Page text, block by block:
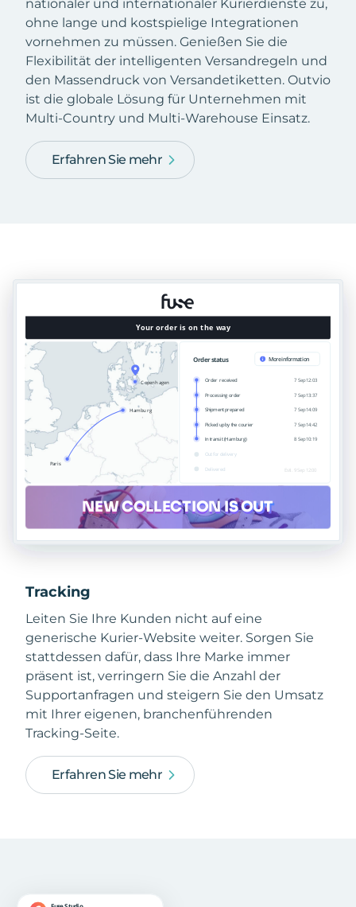
nationaler und internationaler Kurierdienste zu,
ohne lange und kostspielige Integrationen
vornehmen zu müssen. Genießen Sie die
Flexibilität der intelligenten Versandregeln und
den Massendruck von Versandetiketten. Outvio
ist die globale Lösung für Unternehmen mit
Multi-Country und Multi-Warehouse Einsatz.
Erfahren Sie mehr
Tracking
Leiten Sie Ihre Kunden nicht auf eine
generische Kurier-Website weiter. Sorgen Sie
stattdessen dafür, dass Ihre Marke immer
präsent ist, verringern Sie die Anzahl der
Supportanfragen und steigern Sie den Umsatz
mit Ihrer eigenen, branchenführenden
Tracking-Seite.
Erfahren Sie mehr